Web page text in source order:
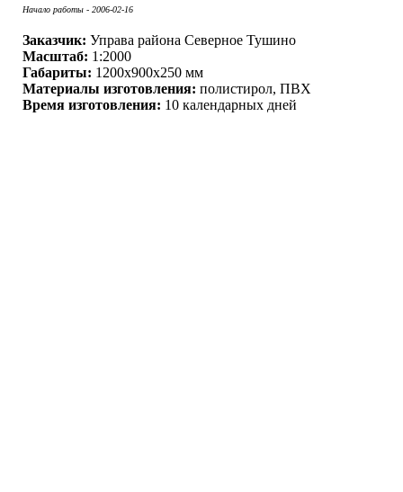
Начало работы - 2006-02-16
Заказчик: Управа района Северное Тушино
Масштаб: 1:2000
Габариты: 1200x900x250 мм
Материалы изготовления: полистирол, ПВХ
Время изготовления: 10 календарных дней